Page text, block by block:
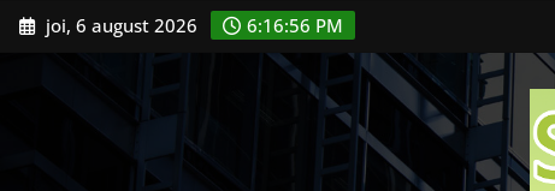
Skip joi, 6 august 2026 6:16:57 PM